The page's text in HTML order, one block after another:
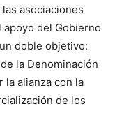
asociaciones
apoyo del Gobierno
doble objetivo:
la Denominación
la alianza con la
de los